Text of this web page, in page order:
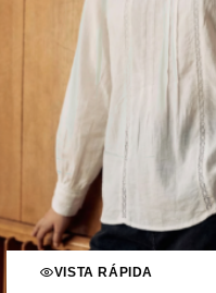
VISTA RÁPIDA